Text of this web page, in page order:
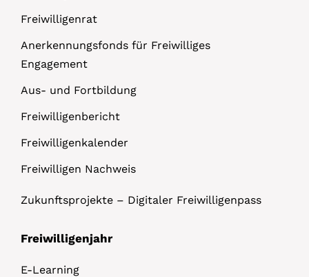
Freiwilligenrat
Anerkennungsfonds für Freiwilliges
Engagement
Aus- und Fortbildung
Freiwilligenbericht
Freiwilligenkalender
Freiwilligen Nachweis
Zukunftsprojekte – Digitaler Freiwilligenpass
Freiwilligenjahr
E-Learning